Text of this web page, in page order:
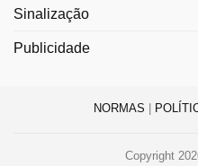
Sinalização
Publicidade
NORMAS
Copyright